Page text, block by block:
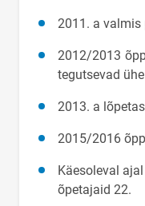
2011. a
2012/2013
tegutsevad
2013. a
2015/2016
Käesoleval
õpetajaid 22.